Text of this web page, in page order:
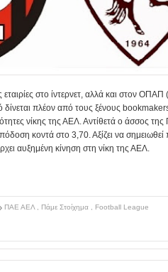
εταιρίες στο ίντερνετ, αλλά και στον
δίνεται πλέον από τους ξένους
νίκης της ΑΕΛ. Αντίθετά ο άσσος
κοντά στο 3,70. Αξίζει να
αυξημένη κίνηση στη νίκη της ΑΕΛ.
ΠΑΕ ΑΕΛ Πάμε Στοίχημα Football League